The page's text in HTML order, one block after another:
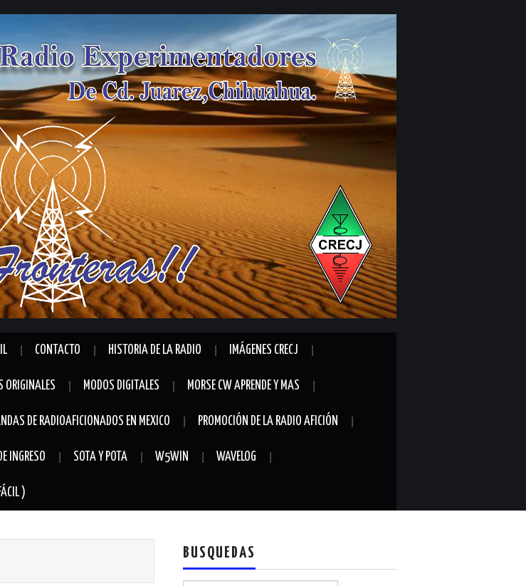
CONTACTO HISTORIA DE LA RADIO IMÁGENES CRECJ
ORIGINALES MODOS DIGITALES MORSE CW APRENDE Y MAS
DE RADIOAFICIONADOS EN MEXICO PROMOCIÓN DE LA RADIO AFICIÓN
INGRESO SOTA Y POTA W5WIN WAVELOG
)
BUSQUEDAS